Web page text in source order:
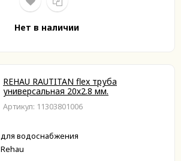
Нет в наличии
REHAU RAUTITAN flex труба
универсальная 20х2.8 мм.
Артикул: 11303801006
для водоснабжения
Rehau